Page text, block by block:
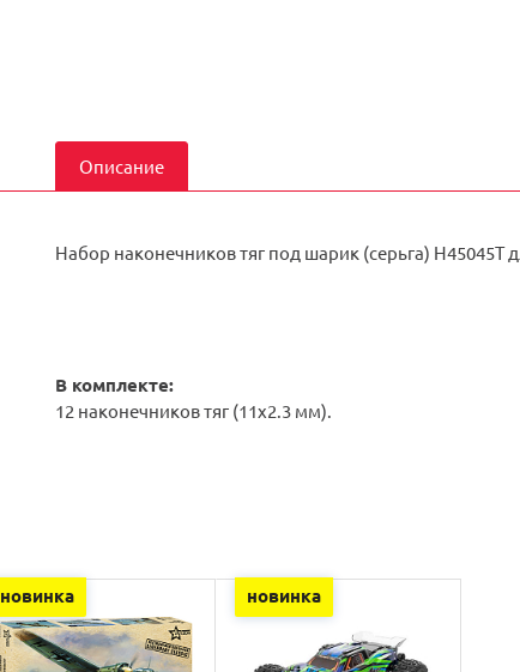
Описание
Набор наконечников тяг под шарик (cерьга) H45045T
В комплекте:
12 наконечников тяг (11x2.3 мм).
новинка новинка